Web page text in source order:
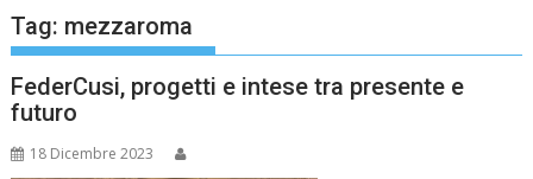
Tag: mezzaroma
FederCusi, progetti e intese tra presente e
futuro
18 Dicembre 2023